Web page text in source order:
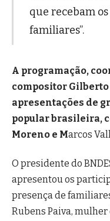
que recebam
familiares”.
A programação,
compositor Gilberto
apresentações de
popular brasileira,
Moreno e Marcos
O presidente do
apresentou os
presença de
Rubens Paiva,